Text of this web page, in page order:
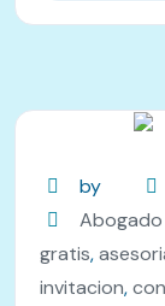
by
gratis,
invitacion,